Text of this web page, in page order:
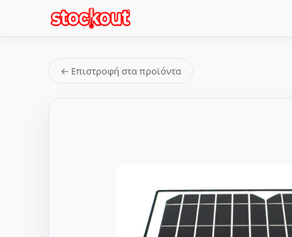
← Επιστροφή στα προϊόντα